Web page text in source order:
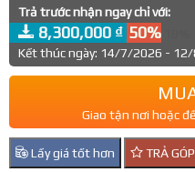
Trả trước nhận ngay chỉ với:
8,300,000 ₫ 50%
Kết thúc ngày: 14/7/2026 -
Giao tận nơi hoặc
Lấy giá tốt hơn TRẢ